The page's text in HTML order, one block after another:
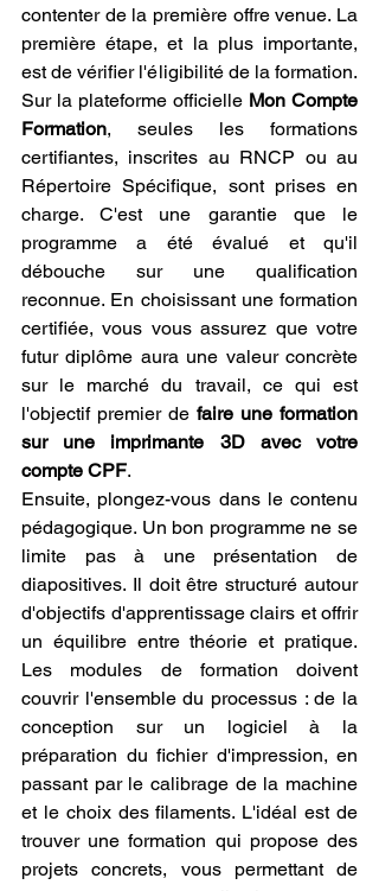
contenter de la première offre venue. La
première étape, et la plus importante,
est de vérifier l'éligibilité de la formation.
Sur la plateforme officielle Mon Compte
Formation, seules les formations
certifiantes, inscrites au RNCP ou au
Répertoire Spécifique, sont prises en
charge. C'est une garantie que le
programme a été évalué et qu'il
débouche sur une qualification
reconnue. En choisissant une formation
certifiée, vous vous assurez que votre
futur diplôme aura une valeur concrète
sur le marché du travail, ce qui est
l'objectif premier de faire une formation
sur une imprimante 3D avec votre
compte CPF.
Ensuite, plongez-vous dans le contenu
pédagogique. Un bon programme ne se
limite pas à une présentation de
diapositives. Il doit être structuré autour
d'objectifs d'apprentissage clairs et offrir
un équilibre entre théorie et pratique.
Les modules de formation doivent
couvrir l'ensemble du processus : de la
conception sur un logiciel à la
préparation du fichier d'impression, en
passant par le calibrage de la machine
et le choix des filaments. L'idéal est de
trouver une formation qui propose des
projets concrets, vous permettant de